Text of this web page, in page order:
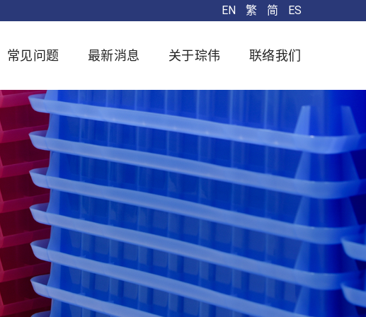
EN 繁 简 ES
常见问题 最新消息 关于琮伟 联络我们